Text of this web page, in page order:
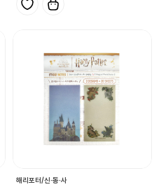
해리포터/신·동·사